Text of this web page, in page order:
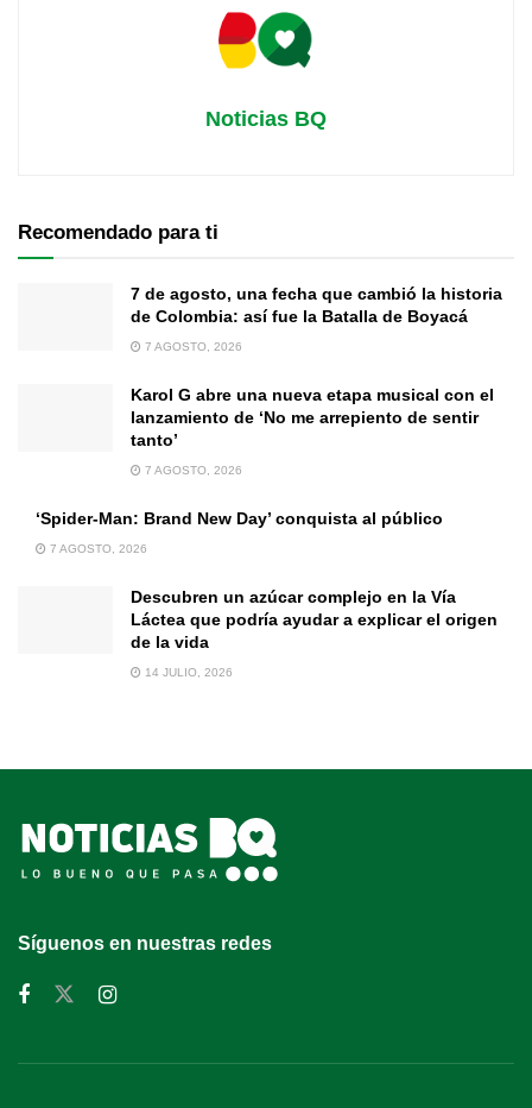
Noticias BQ
Recomendado para ti
7 de agosto, una fecha que cambió la historia
de Colombia: así fue la Batalla de Boyacá
7 AGOSTO, 2026
Karol G abre una nueva etapa musical con el
lanzamiento de ‘No me arrepiento de sentir
tanto’
7 AGOSTO, 2026
‘Spider-Man: Brand New Day’ conquista al público
7 AGOSTO, 2026
Descubren un azúcar complejo en la Vía
Láctea que podría ayudar a explicar el origen
de la vida
14 JULIO, 2026
Síguenos en nuestras redes